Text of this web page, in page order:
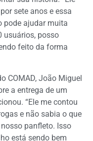
sete anos e essa
pode ajudar muita
usuários, posso
feito da forma
COMAD, João Miguel
a entrega de um
“Ele me contou
e não sabia o que
panfleto. Isso
está sendo bem